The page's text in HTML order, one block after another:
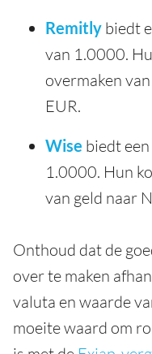
Remitly biedt
van 1.0000.
overmaken
EUR.
Wise biedt
1.0000. Hun
van geld naar
Onthoud dat de
over te maken
valuta en waarde
moeite waard om